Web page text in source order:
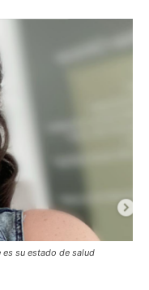
su estado de salud